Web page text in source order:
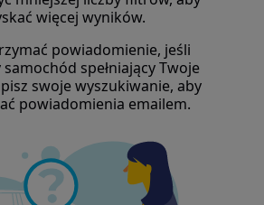
więcej wyników.
powiadomienie, jeśli
spełniający Twoje
swoje wyszukiwanie, aby
powiadomienia emailem.